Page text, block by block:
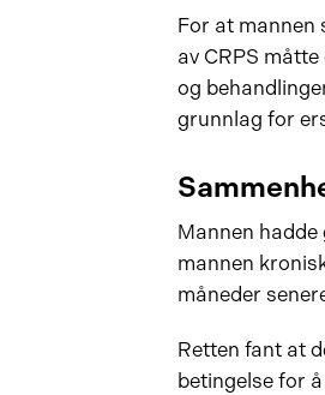
For at mannen
av CRPS
og
grunnlag for
Mannen
mannen
måneder
Retten fant at
betingelse for